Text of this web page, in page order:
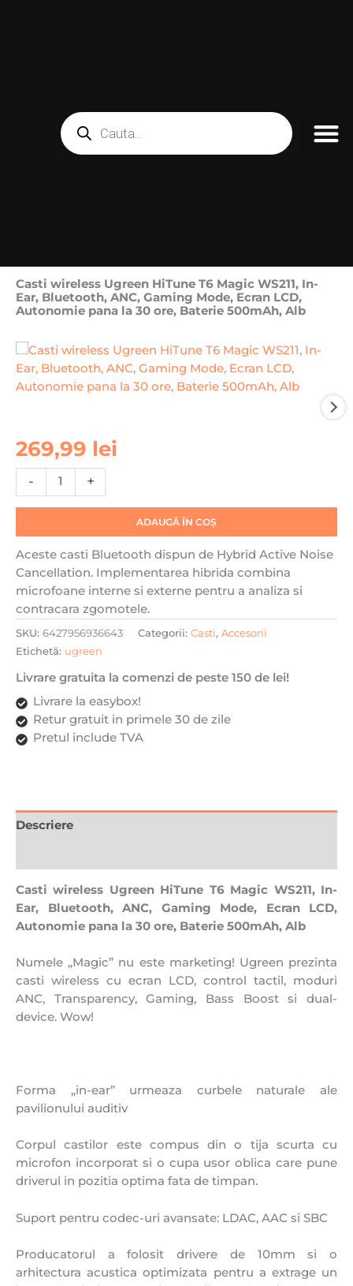
Products
search
Casti wireless Ugreen HiTune T6 Magic WS211, In-
Ear, Bluetooth, ANC, Gaming Mode, Ecran LCD,
Autonomie pana la 30 ore, Baterie 500mAh, Alb
269,99 lei
-
Cantitate
Casti
wireless
Ugreen
HiTune
Magic
WS211,
In-
Bluetooth,
ANC,
Gaming
Mode,
LCD,
Autonomie
pana
Baterie
+
ADAUGĂ ÎN COȘ
Aceste casti Bluetooth dispun de Hybrid Active Noise
Cancellation. Implementarea hibrida combina
microfoane interne si externe pentru a analiza si
contracara zgomotele.
SKU: 6427956936643 Categorii: Casti, Accesorii
Etichetă: ugreen
Livrare gratuita la comenzi de peste 150 de lei!
Livrare la easybox!
Retur gratuit in primele 30 de zile
Pretul include TVA
Descriere
Casti wireless Ugreen HiTune T6 Magic WS211, In-
Ear, Bluetooth, ANC, Gaming Mode, Ecran LCD,
Autonomie pana la 30 ore, Baterie 500mAh, Alb
Numele „Magic” nu este marketing! Ugreen prezinta
casti wireless cu ecran LCD, control tactil, moduri
ANC, Transparency, Gaming, Bass Boost si dual-
device. Wow!
Forma „in-ear” urmeaza curbele naturale ale
pavilionului auditiv
Corpul castilor este compus din o tija scurta cu
microfon incorporat si o cupa usor oblica care pune
driverul in pozitia optima fata de timpan.
Suport pentru codec-uri avansate: LDAC, AAC si SBC
Producatorul a folosit drivere de 10mm si o
arhitectura acustica optimizata pentru a extrage un